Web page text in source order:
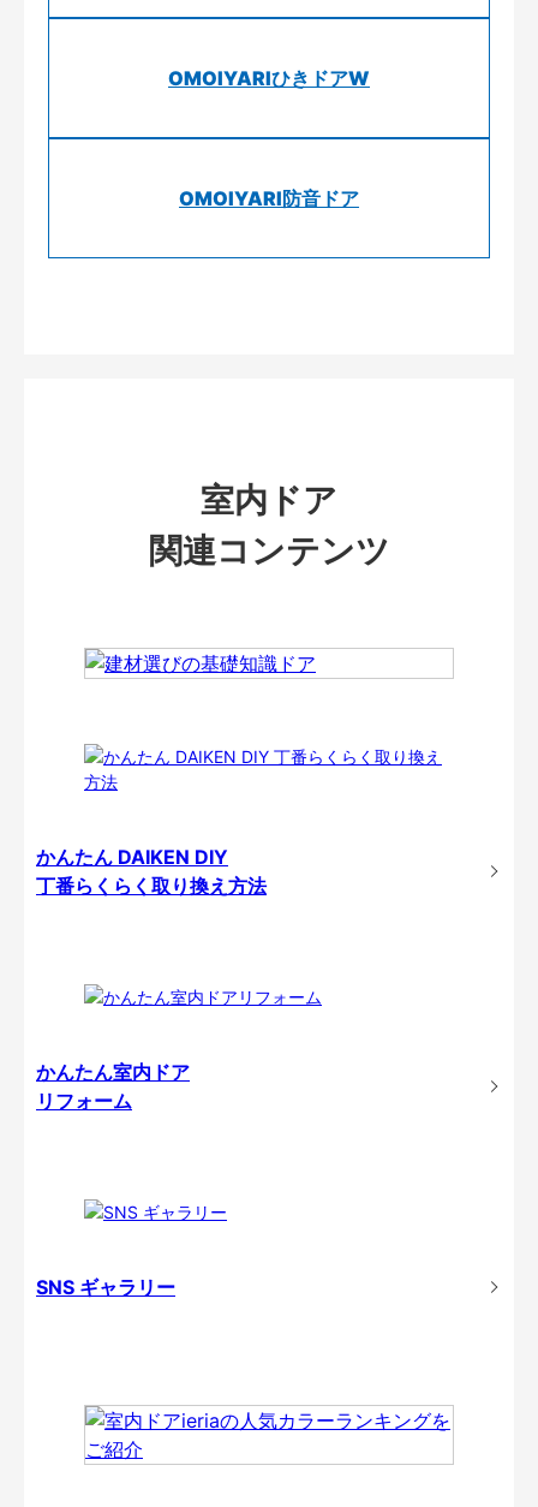
OMOIYARIひきドアW
OMOIYARI防音ドア
室内ドア
関連コンテンツ
かんたん DAIKEN DIY
丁番らくらく取り換え方法
かんたん室内ドア
リフォーム
SNS ギャラリー